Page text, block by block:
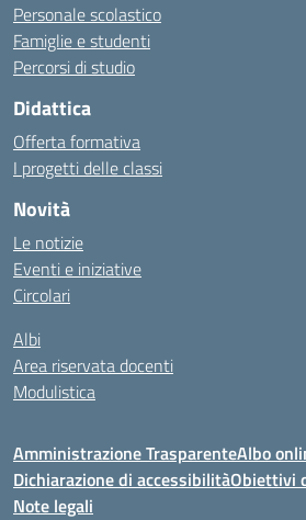
Personale scolastico
Famiglie e studenti
Percorsi di studio
Didattica
Offerta formativa
I progetti delle classi
Novità
Le notizie
Eventi e iniziative
Circolari
Albi
Area riservata docenti
Modulistica
Amministrazione TrasparenteAlbo
Dichiarazione di accessibilitàObiettivi
Note legali